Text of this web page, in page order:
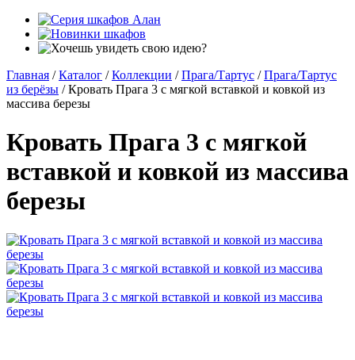
Главная / Каталог / Коллекции / Прага/Тартус / Прага/Тартус
из берёзы / Кровать Прага 3 с мягкой вставкой и ковкой из
массива березы
Кровать Прага 3 с мягкой
вставкой и ковкой из массива
березы